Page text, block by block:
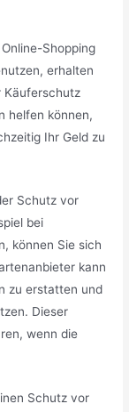
Shopping
erhalten
Käuferschutz
helfen können,
Ihr Geld zu
Schutz vor
bei
können Sie sich
kann
zu erstatten und
Dieser
wenn die
Schutz vor